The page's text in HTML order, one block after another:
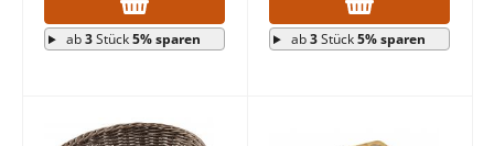
ab3Stück5% sparen ab3Stück5% sparen